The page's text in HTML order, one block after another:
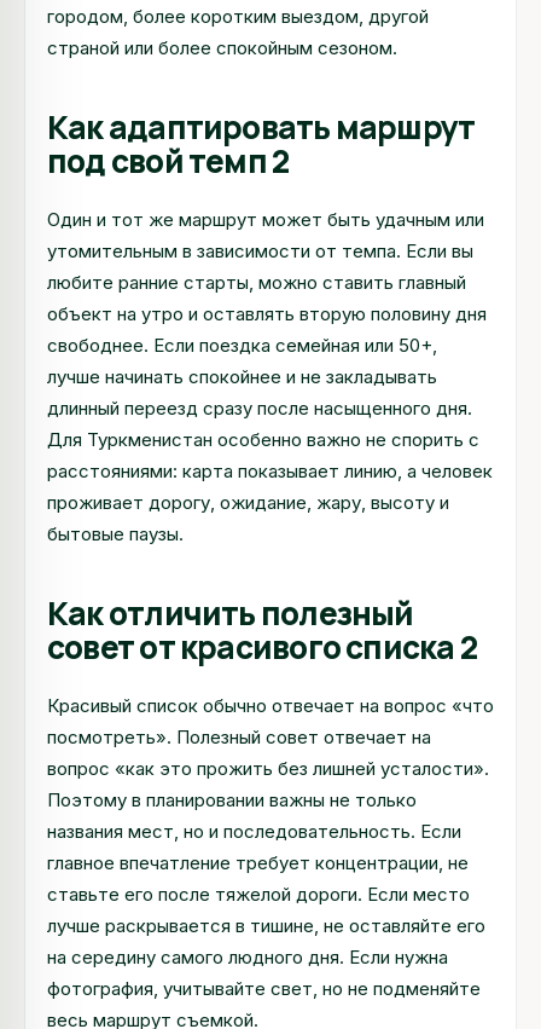
городом, более коротким выездом, другой
страной или более спокойным сезоном.
Как адаптировать маршрут
под свой темп 2
Один и тот же маршрут может быть удачным или
утомительным в зависимости от темпа. Если вы
любите ранние старты, можно ставить главный
объект на утро и оставлять вторую половину дня
свободнее. Если поездка семейная или 50+,
лучше начинать спокойнее и не закладывать
длинный переезд сразу после насыщенного дня.
Для Туркменистан особенно важно не спорить с
расстояниями: карта показывает линию, а человек
проживает дорогу, ожидание, жару, высоту и
бытовые паузы.
Как отличить полезный
совет от красивого списка 2
Красивый список обычно отвечает на вопрос «что
посмотреть». Полезный совет отвечает на
вопрос «как это прожить без лишней усталости».
Поэтому в планировании важны не только
названия мест, но и последовательность. Если
главное впечатление требует концентрации, не
ставьте его после тяжелой дороги. Если место
лучше раскрывается в тишине, не оставляйте его
на середину самого людного дня. Если нужна
фотография, учитывайте свет, но не подменяйте
весь маршрут съемкой.